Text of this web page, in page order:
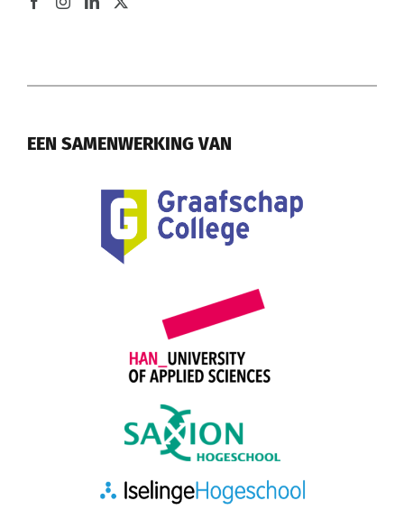
EEN SAMENWERKING VAN